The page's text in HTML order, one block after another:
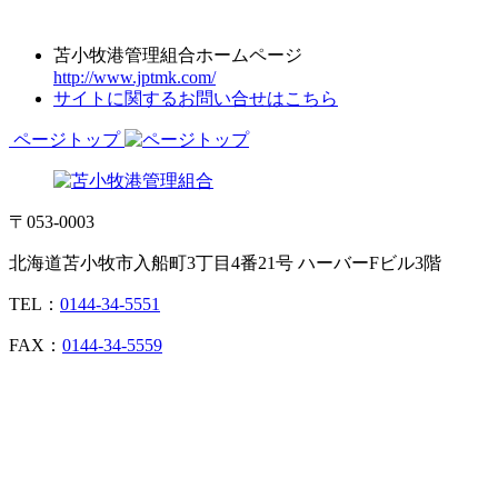
苫小牧港管理組合ホームページ
http://www.jptmk.com/
サイトに関するお問い合せはこちら
ページトップ
〒053-0003
北海道苫小牧市入船町3丁目4番21号 ハーバーFビル3階
TEL： 0144-34-5551
FAX： 0144-34-5559